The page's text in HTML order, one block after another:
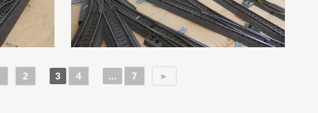
2 3 4 ... 7 ►